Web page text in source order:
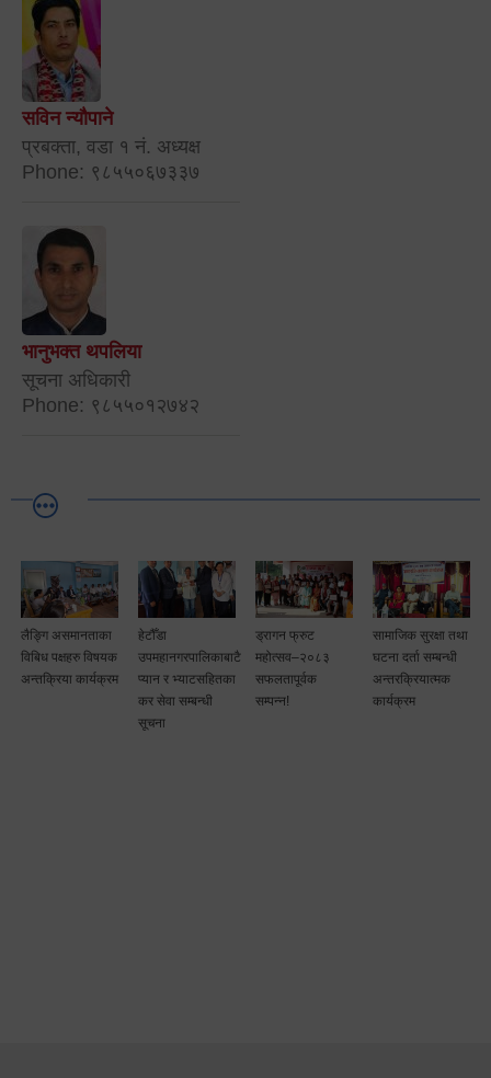
सविन न्यौपाने
प्रबक्ता, वडा १ नं. अध्यक्ष
Phone: ९८५५०६७३३७
भानुभक्त थपलिया
सूचना अधिकारी
Phone: ९८५५०१२७४२
लैङ्गि असमानताका
विबिध पक्षहरु विषयक
अन्तक्रिया कार्यक्रम
हेटौँडा
उपमहानगरपालिकाबाटै
प्यान र भ्याटसहितका
कर सेवा सम्बन्धी
सूचना
ड्रागन फ्रुट
महोत्सव–२०८३
सफलतापूर्वक
सम्पन्न!
सामाजिक सुरक्षा तथा
घटना दर्ता सम्बन्धी
अन्तरक्रियात्मक
कार्यक्रम